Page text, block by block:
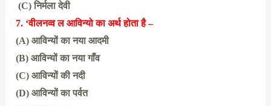
(C) निर्मला देवी
7. ‘वीलनव्व ल आविन्यो का अर्थ होता है –
(A) आविन्यों का नया आदमी
(B) आविन्यों का नया गाँव
(C) आविन्यों की नदी
(D) आविन्यों का पर्वत